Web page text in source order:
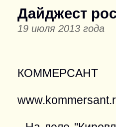
Дайджест
19 июля 2013 года
КОММЕРСАНТ